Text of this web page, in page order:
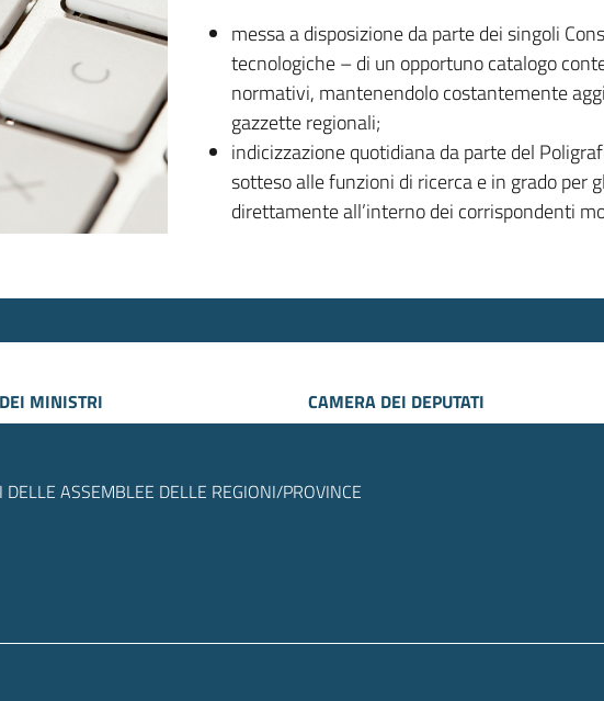
messa a disposizione da parte dei singoli
tecnologiche – di un opportuno catalogo
normativi, mantenendolo costantemente
gazzette regionali;
indicizzazione quotidiana da parte del
sotteso alle funzioni di ricerca e in grado
direttamente all’interno dei corrispondenti
MINISTRI
CAMERA DEI DEPUTATI
ASSEMBLEE DELLE REGIONI/PROVINCE